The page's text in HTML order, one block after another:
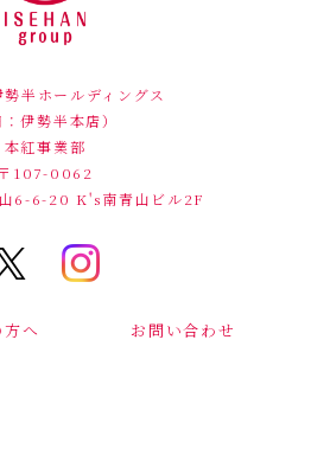
半ホールディングス
：伊勢半本店）
本紅事業部
〒107-0062
6-6-20 K's南青山ビル2F
へ お問い合わせ